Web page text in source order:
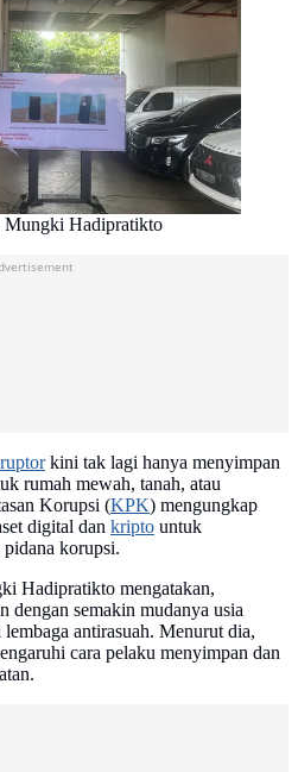
Hadipratikto
kini tak lagi hanya menyimpan
rumah mewah, tanah, atau
Korupsi (KPK) mengungkap
digital dan kripto untuk
korupsi.
Hadipratikto mengatakan,
dengan semakin mudanya usia
antirasuah. Menurut dia,
cara pelaku menyimpan dan